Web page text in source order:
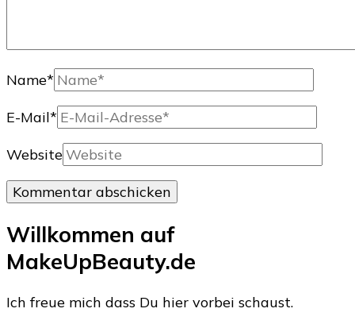
Name*
E-Mail*
Website
Willkommen auf
MakeUpBeauty.de
Ich freue mich dass Du hier vorbei schaust.